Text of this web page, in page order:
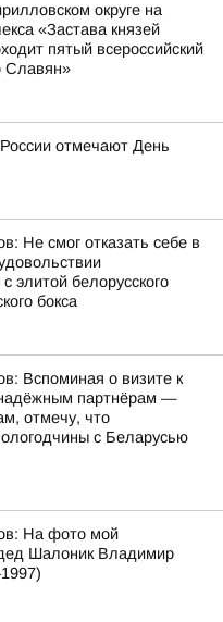
округе на
«Застава князей
пятый всероссийский
Славян»
отмечают День
Не смог отказать себе в
элитой белорусского
бокса
Вспоминая о визите к
партнёрам —
отмечу, что
с Беларусью
На фото мой
Шалоник Владимир